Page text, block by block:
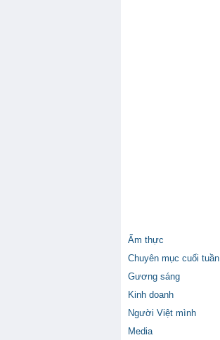
Ẩm thực
Chuyên mục cuối tuần
Gương sáng
Kinh doanh
Người Việt mình
Media